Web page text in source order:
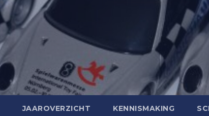
JAAROVERZICHT KENNISMAKING